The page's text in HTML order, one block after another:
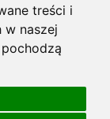
treści i
w naszej
miasta zaczęła
a od XV wieku
w XV wieku